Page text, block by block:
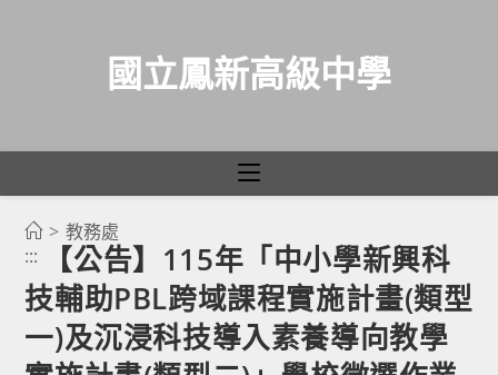
國立鳳新高級中學
> 教務處
:::
【公告】115年「中小學新興科
技輔助PBL跨域課程實施計畫(類型
一)及沉浸科技導入素養導向教學